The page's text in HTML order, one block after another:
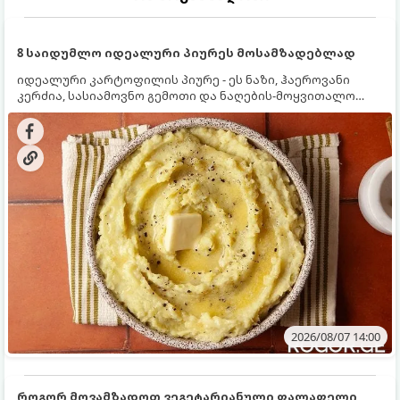
8 საიდუმლო იდეალური პიურეს მოსამზადებლად
იდეალური კარტოფილის პიურე - ეს ნაზი, ჰაეროვანი
კერძია, სასიამოვნო გემოთი და ნაღების-მოყვითალო
ფერით. მისი მომზადება ძალიან მარტივია, მაგრამ
არსებობს რამდენიმე საიდუმლო, რომლებიც უნდა
იცოდეთ, რომ პიურე იდეალურად გემრიელი გამოვიდეს.
2026/08/07 14:00